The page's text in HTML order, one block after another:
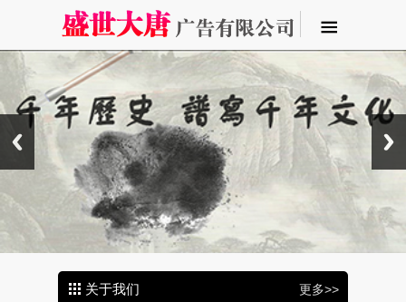
关于我们 更多>>